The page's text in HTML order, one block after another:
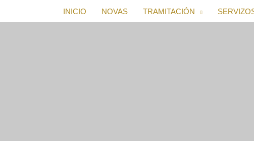
INICIO NOVAS TRAMITACIÓN